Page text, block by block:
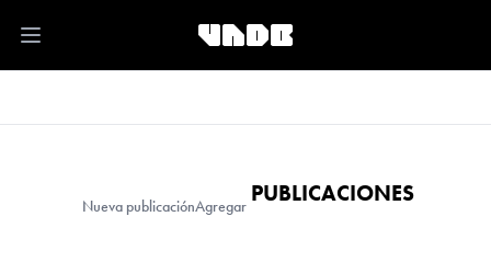
Open main menu
Nueva publicaciónAgregar PUBLICACIONES